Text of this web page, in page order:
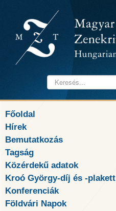
Keresés...
Főoldal
Hírek
Bemutatkozás
Tagság
Közérdekű adatok
Kroó György-díj és -plakett
Konferenciák
Földvári Napok